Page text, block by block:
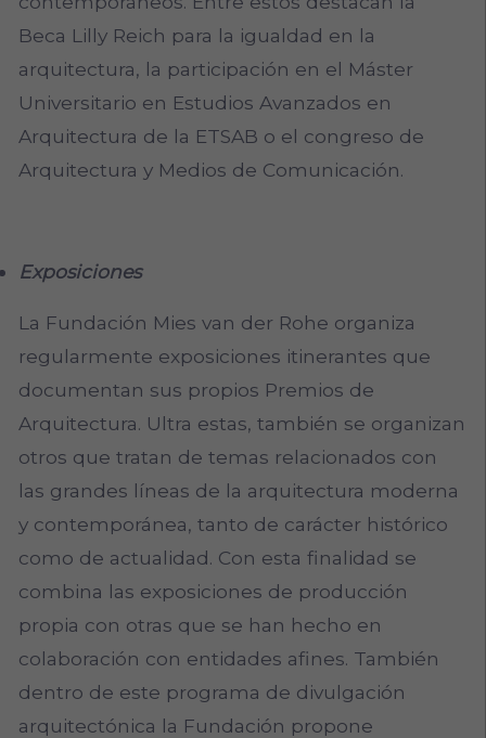
Beca Lilly Reich para la igualdad en la
arquitectura, la participación en el Máster
Universitario en Estudios Avanzados en
Arquitectura de la ETSAB o el congreso de
Arquitectura y Medios de Comunicación.
Exposiciones
La Fundación Mies van der Rohe organiza
regularmente exposiciones itinerantes que
documentan sus propios Premios de
Arquitectura. Ultra estas, también se organizan
otros que tratan de temas relacionados con
las grandes líneas de la arquitectura moderna
y contemporánea, tanto de carácter histórico
como de actualidad. Con esta finalidad se
combina las exposiciones de producción
propia con otras que se han hecho en
colaboración con entidades afines. También
dentro de este programa de divulgación
arquitectónica la Fundación propone